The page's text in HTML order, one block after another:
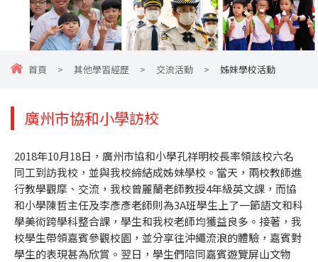
首頁 > 其他學習經歷 > 交流活動 > 姊妹學校活動
廣州市協和小學訪校
2018年10月18日，廣州市協和小學孔祥明校長率領該校六名
同工到訪我校，並與我校締結成姊妹學校。當天，兩校教師進
行教學觀摩、交流，我校曾麗蘭老師教授4年級英文課，而協
和小學陳哲主任及李彥彥老師則為3A班學生上了一節語文和科
學美術跨學科整合課，學生和我校老師均獲益良多。接著，我
校學生帶領嘉賓參觀校園，並分享往沖繩流浪的體驗，嘉賓對
學生的表現甚為欣賞。翌日，學生們陪同嘉賓遊覽屏山文物